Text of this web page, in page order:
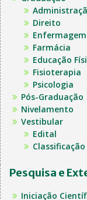
Direito
Enfermagem
Farmácia
Educação
Fisioterapia
Psicologia
Pós-Graduação
Nivelamento
Vestibular
Edital
Classificação
Pesquisa e
Iniciação